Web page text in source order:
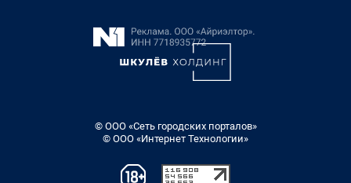
© ООО «Сеть городских порталов»
© ООО «Интернет Технологии»